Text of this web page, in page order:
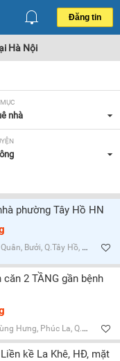
Đăng tin
Hà Nội
nhà
phường Tây Hồ HN
Bưởi, Q.Tây Hồ, Hà Nội
2 TẦNG gần bệnh
Phúc La, Q.Hà Đông, Hà Nội
kề La Khê, HĐ, mặt